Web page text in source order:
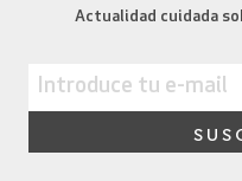
Actualidad cuidada